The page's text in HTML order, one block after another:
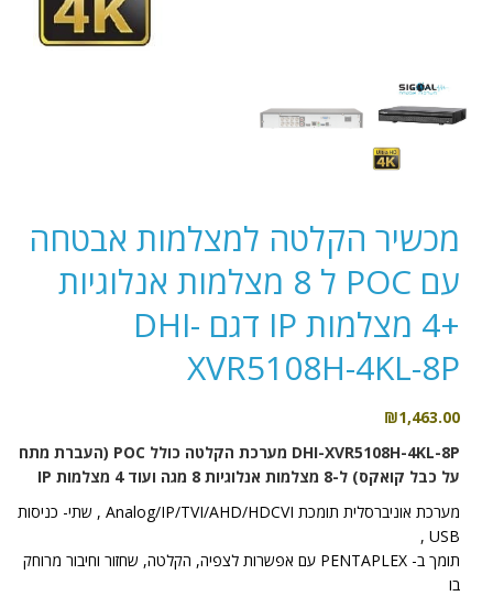
מכשיר הקלטה למצלמות אבטחה
עם POC ל 8 מצלמות אנלוגיות
+4 מצלמות IP דגם DHI-
XVR5108H-4KL-8P
₪1,463.00
DHI-XVR5108H-4KL-8P מערכת הקלטה כולל POC (העברת מתח
על כבל קואקס) ל-8 מצלמות אנלוגיות 8 מגה ועוד 4 מצלמות IP
מערכת אוניברסלית תומכת Analog/IP/TVI/AHD/HDCVI , שתי- כניסות
USB ,
תומך ב- PENTAPLEX עם אפשרות לצפיה, הקלטה, שחזור וחיבור מרוחק
בו